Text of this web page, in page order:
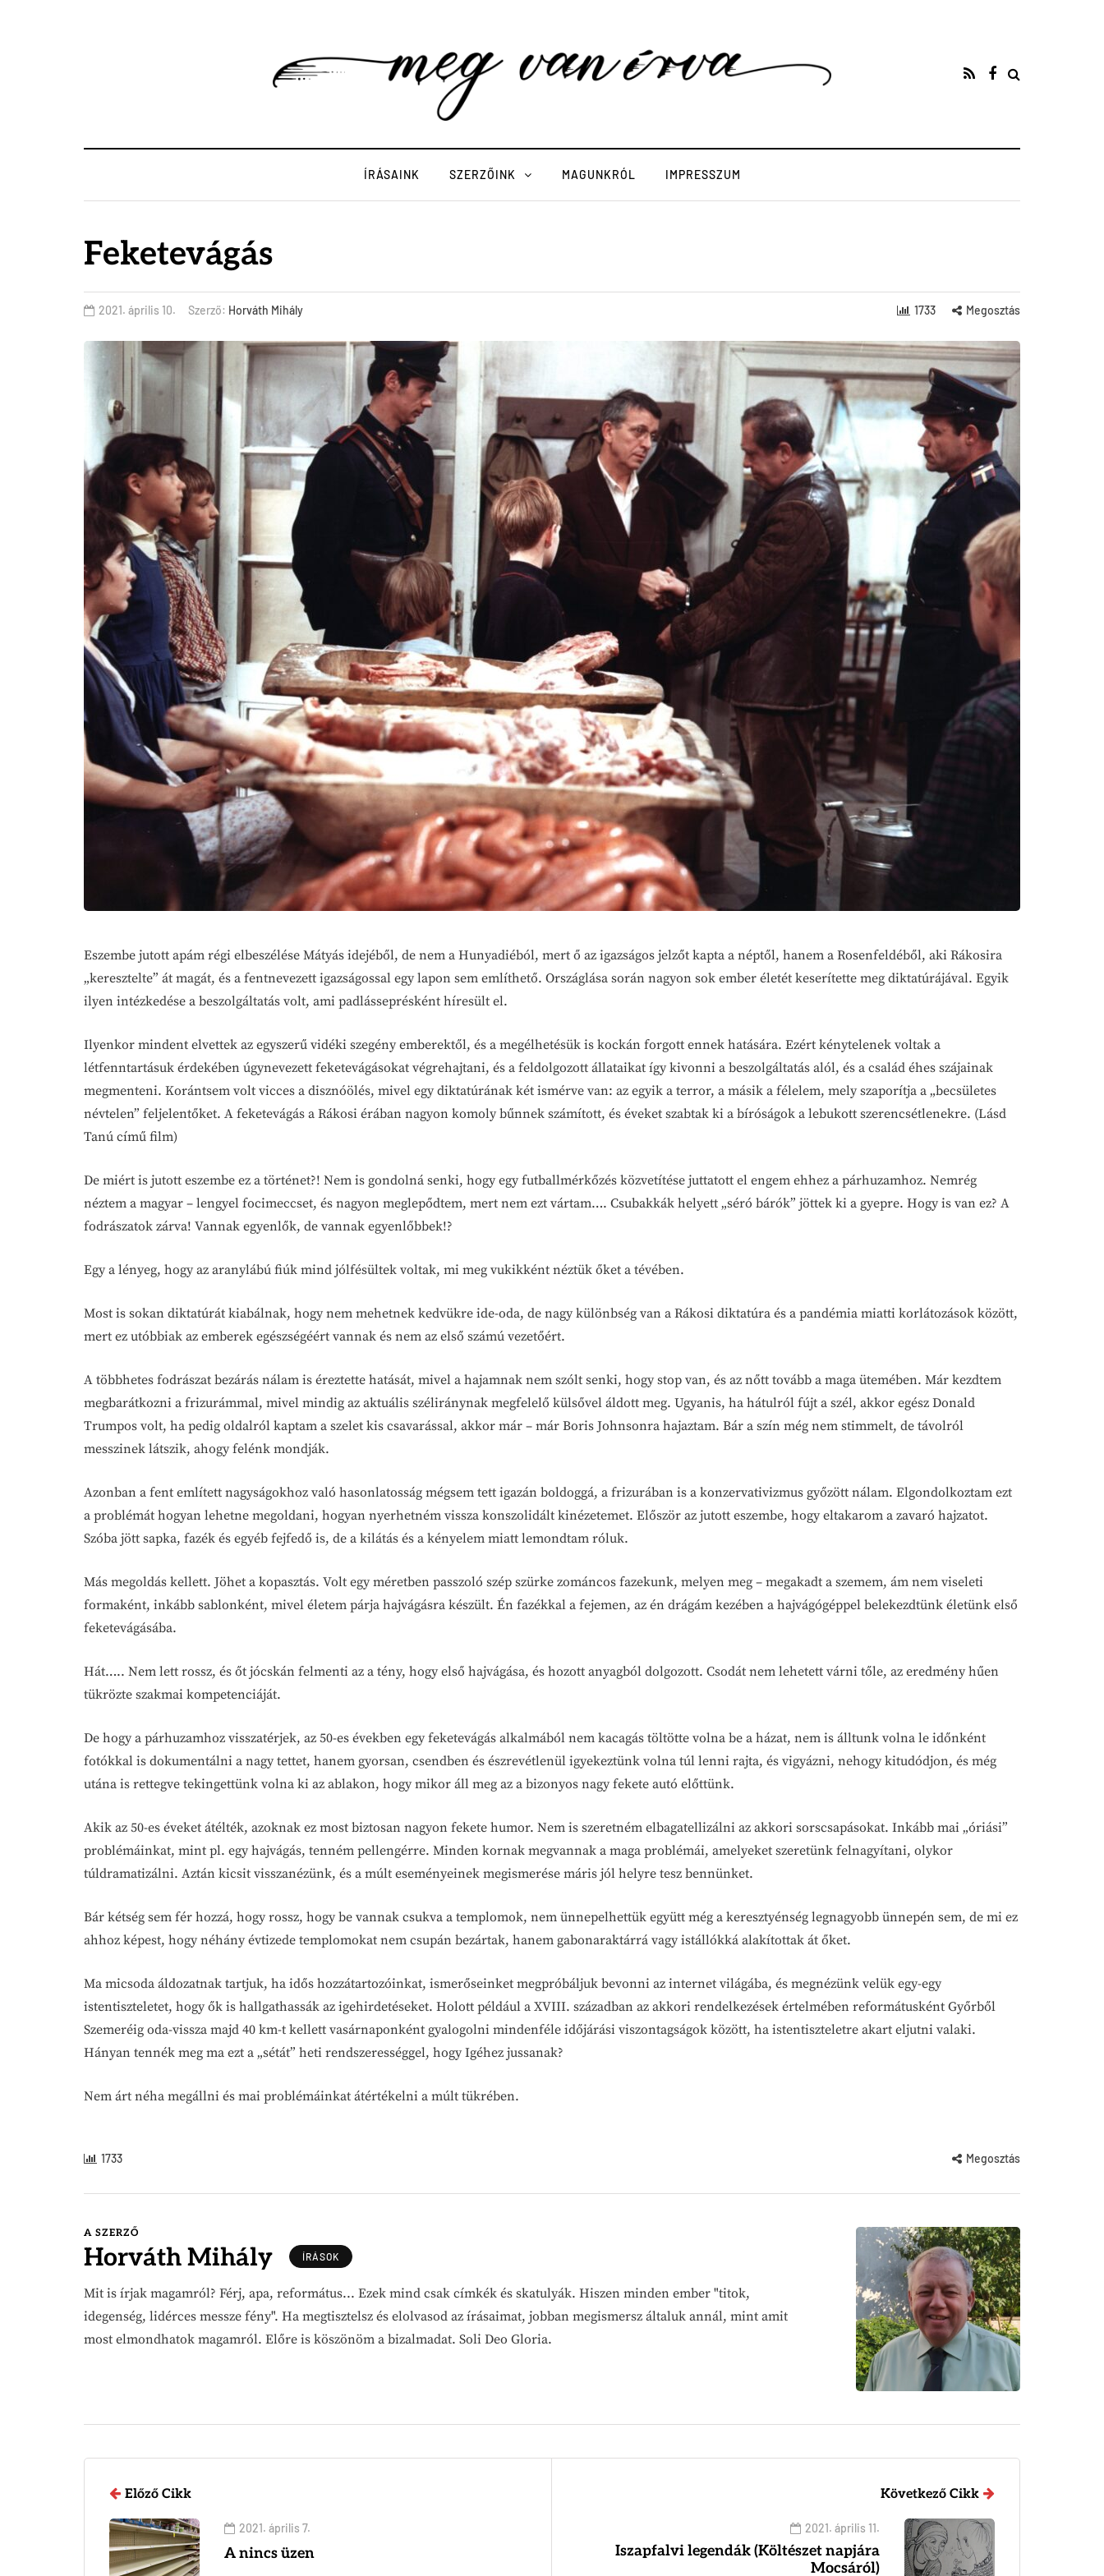
ÍRÁSAINK SZERZŐINK MAGUNKRÓL IMPRESSZUM
Feketevágás
2021. április 10. Szerző: Horváth Mihály 1733 Megosztás
Eszembe jutott apám régi elbeszélése Mátyás idejéből, de nem a Hunyadiéból, mert ő az igazságos jelzőt kapta a néptől, hanem a Rosenfeldéből, aki Rákosira
„keresztelte” át magát, és a fentnevezett igazságossal egy lapon sem említhető. Országlása során nagyon sok ember életét keserítette meg diktatúrájával. Egyik
ilyen intézkedése a beszolgáltatás volt, ami padlásseprésként híresült el.
Ilyenkor mindent elvettek az egyszerű vidéki szegény emberektől, és a megélhetésük is kockán forgott ennek hatására. Ezért kénytelenek voltak a
létfenntartásuk érdekében úgynevezett feketevágásokat végrehajtani, és a feldolgozott állataikat így kivonni a beszolgáltatás alól, és a család éhes szájainak
megmenteni. Korántsem volt vicces a disznóölés, mivel egy diktatúrának két ismérve van: az egyik a terror, a másik a félelem, mely szaporítja a „becsületes
névtelen” feljelentőket. A feketevágás a Rákosi érában nagyon komoly bűnnek számított, és éveket szabtak ki a bíróságok a lebukott szerencsétlenekre. (Lásd
Tanú című film)
De miért is jutott eszembe ez a történet?! Nem is gondolná senki, hogy egy futballmérkőzés közvetítése juttatott el engem ehhez a párhuzamhoz. Nemrég
néztem a magyar – lengyel focimeccset, és nagyon meglepődtem, mert nem ezt vártam…. Csubakkák helyett „séró bárók” jöttek ki a gyepre. Hogy is van ez? A
fodrászatok zárva! Vannak egyenlők, de vannak egyenlőbbek!?
Egy a lényeg, hogy az aranylábú fiúk mind jólfésültek voltak, mi meg vukikként néztük őket a tévében.
Most is sokan diktatúrát kiabálnak, hogy nem mehetnek kedvükre ide-oda, de nagy különbség van a Rákosi diktatúra és a pandémia miatti korlátozások között,
mert ez utóbbiak az emberek egészségéért vannak és nem az első számú vezetőért.
A többhetes fodrászat bezárás nálam is éreztette hatását, mivel a hajamnak nem szólt senki, hogy stop van, és az nőtt tovább a maga ütemében. Már kezdtem
megbarátkozni a frizurámmal, mivel mindig az aktuális széliránynak megfelelő külsővel áldott meg. Ugyanis, ha hátulról fújt a szél, akkor egész Donald
Trumpos volt, ha pedig oldalról kaptam a szelet kis csavarással, akkor már – már Boris Johnsonra hajaztam. Bár a szín még nem stimmelt, de távolról
messzinek látszik, ahogy felénk mondják.
Azonban a fent említett nagyságokhoz való hasonlatosság mégsem tett igazán boldoggá, a frizurában is a konzervativizmus győzött nálam. Elgondolkoztam ezt
a problémát hogyan lehetne megoldani, hogyan nyerhetném vissza konszolidált kinézetemet. Először az jutott eszembe, hogy eltakarom a zavaró hajzatot.
Szóba jött sapka, fazék és egyéb fejfedő is, de a kilátás és a kényelem miatt lemondtam róluk.
Más megoldás kellett. Jöhet a kopasztás. Volt egy méretben passzoló szép szürke zománcos fazekunk, melyen meg – megakadt a szemem, ám nem viseleti
formaként, inkább sablonként, mivel életem párja hajvágásra készült. Én fazékkal a fejemen, az én drágám kezében a hajvágógéppel belekezdtünk életünk első
feketevágásába.
Hát….. Nem lett rossz, és őt jócskán felmenti az a tény, hogy első hajvágása, és hozott anyagból dolgozott. Csodát nem lehetett várni tőle, az eredmény hűen
tükrözte szakmai kompetenciáját.
De hogy a párhuzamhoz visszatérjek, az 50-es években egy feketevágás alkalmából nem kacagás töltötte volna be a házat, nem is álltunk volna le időnként
fotókkal is dokumentálni a nagy tettet, hanem gyorsan, csendben és észrevétlenül igyekeztünk volna túl lenni rajta, és vigyázni, nehogy kitudódjon, és még
utána is rettegve tekingettünk volna ki az ablakon, hogy mikor áll meg az a bizonyos nagy fekete autó előttünk.
Akik az 50-es éveket átélték, azoknak ez most biztosan nagyon fekete humor. Nem is szeretném elbagatellizálni az akkori sorscsapásokat. Inkább mai „óriási”
problémáinkat, mint pl. egy hajvágás, tenném pellengérre. Minden kornak megvannak a maga problémái, amelyeket szeretünk felnagyítani, olykor
túldramatizálni. Aztán kicsit visszanézünk, és a múlt eseményeinek megismerése máris jól helyre tesz bennünket.
Bár kétség sem fér hozzá, hogy rossz, hogy be vannak csukva a templomok, nem ünnepelhettük együtt még a keresztyénség legnagyobb ünnepén sem, de mi ez
ahhoz képest, hogy néhány évtizede templomokat nem csupán bezártak, hanem gabonaraktárrá vagy istállókká alakítottak át őket.
Ma micsoda áldozatnak tartjuk, ha idős hozzátartozóinkat, ismerőseinket megpróbáljuk bevonni az internet világába, és megnézünk velük egy-egy
istentiszteletet, hogy ők is hallgathassák az igehirdetéseket. Holott például a XVIII. században az akkori rendelkezések értelmében reformátusként Győrből
Szemeréig oda-vissza majd 40 km-t kellett vasárnaponként gyalogolni mindenféle időjárási viszontagságok között, ha istentiszteletre akart eljutni valaki.
Hányan tennék meg ma ezt a „sétát” heti rendszerességgel, hogy Igéhez jussanak?
Nem árt néha megállni és mai problémáinkat átértékelni a múlt tükrében.
1733 Megosztás
A SZERZŐ
Horváth Mihály ÍRÁSOK
Mit is írjak magamról? Férj, apa, református... Ezek mind csak címkék és skatulyák. Hiszen minden ember "titok,
idegenség, lidérces messze fény". Ha megtisztelsz és elolvasod az írásaimat, jobban megismersz általuk annál, mint amit
most elmondhatok magamról. Előre is köszönöm a bizalmadat. Soli Deo Gloria.
Előző Cikk
2021. április 7.
A nincs üzen
Következő Cikk
2021. április 11.
Iszapfalvi legendák (Költészet napjára
Mocsáról)